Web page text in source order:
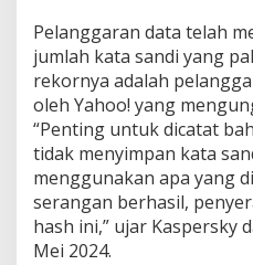
Pelanggaran data telah
jumlah kata sandi yang
rekornya adalah
oleh Yahoo! yang
“Penting untuk dicatat
tidak menyimpan kata
menggunakan apa yang
serangan berhasil,
hash ini,” ujar Kaspersky
Mei 2024.